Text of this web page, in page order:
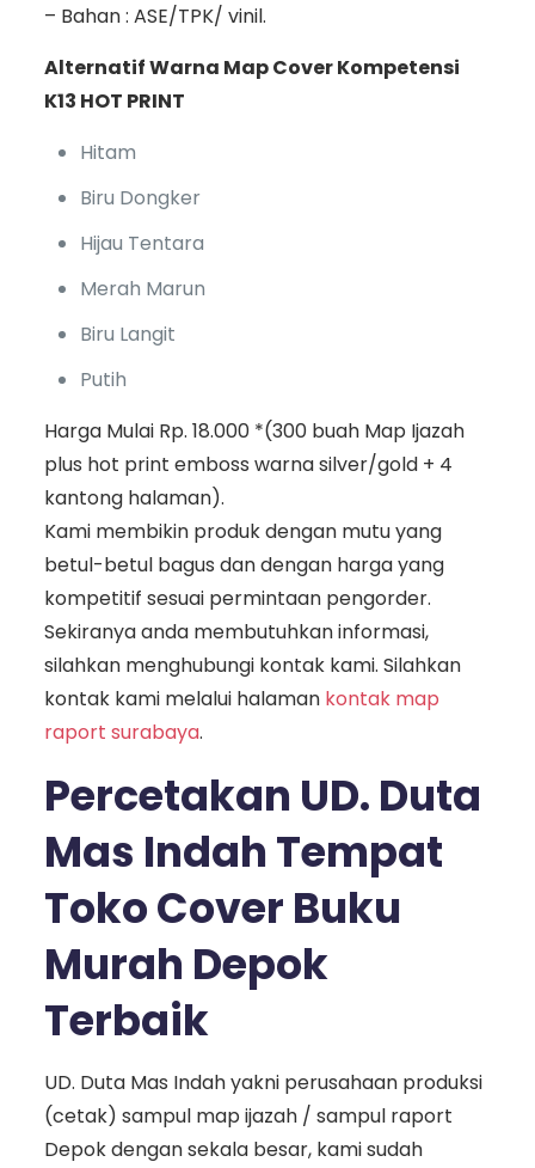
– Bahan : ASE/TPK/ vinil.
Alternatif Warna Map Cover Kompetensi
K13 HOT PRINT
Hitam
Biru Dongker
Hijau Tentara
Merah Marun
Biru Langit
Putih
Harga Mulai Rp. 18.000 *(300 buah Map Ijazah
plus hot print emboss warna silver/gold + 4
kantong halaman).
Kami membikin produk dengan mutu yang
betul-betul bagus dan dengan harga yang
kompetitif sesuai permintaan pengorder.
Sekiranya anda membutuhkan informasi,
silahkan menghubungi kontak kami. Silahkan
kontak kami melalui halaman kontak map
raport surabaya.
Percetakan UD. Duta
Mas Indah Tempat
Toko Cover Buku
Murah Depok
Terbaik
UD. Duta Mas Indah yakni perusahaan produksi
(cetak) sampul map ijazah / sampul raport
Depok dengan sekala besar, kami sudah